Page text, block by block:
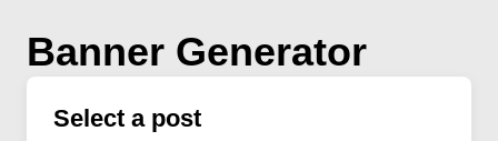
Banner Generator
Select a post